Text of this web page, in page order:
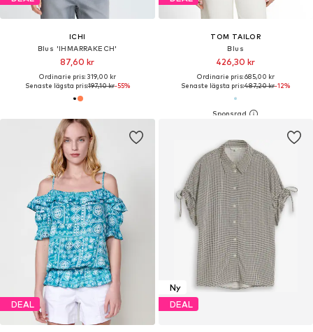
ICHI
Blus 'IHMARRAKECH'
87,60 kr
Ordinarie pris: 319,00 kr
Senaste lägsta pris:197,10 kr-55%
TOM TAILOR
Blus
426,30 kr
Ordinarie pris: 685,00 kr
Senaste lägsta pris:487,20 kr-12%
DEAL
Ny
DEAL